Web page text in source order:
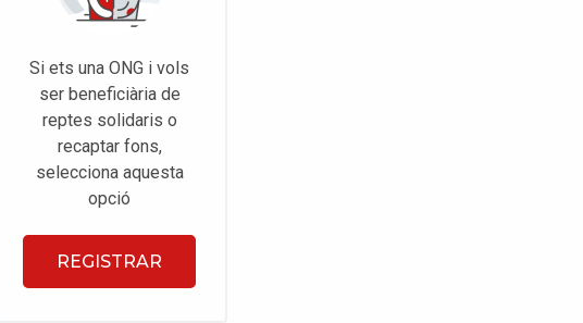
Si ets una ONG i vols
ser beneficiària de
reptes solidaris o
recaptar fons,
selecciona aquesta
opció
REGISTRAR